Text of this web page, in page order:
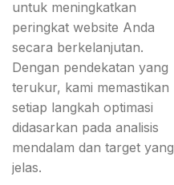
untuk meningkatkan
peringkat website Anda
secara berkelanjutan.
Dengan pendekatan yang
terukur, kami memastikan
setiap langkah optimasi
didasarkan pada analisis
mendalam dan target yang
jelas.